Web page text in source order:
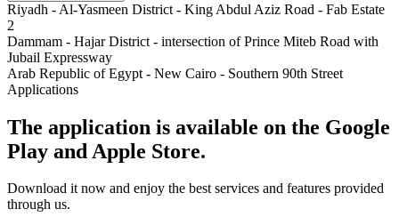
Riyadh - Al-Yasmeen District - King Abdul Aziz Road - Fab Estate
2
Dammam - Hajar District - intersection of Prince Miteb Road with
Jubail Expressway
Arab Republic of Egypt - New Cairo - Southern 90th Street
Applications
The application is available on the Google
Play and Apple Store.
Download it now and enjoy the best services and features provided
through us.